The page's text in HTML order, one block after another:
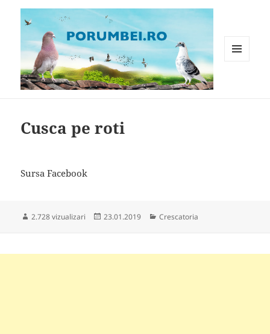
Cusca pe roti
Sursa Facebook
2.728 vizualizari
Publicat
23.01.2019 Categorii
Crescatoria